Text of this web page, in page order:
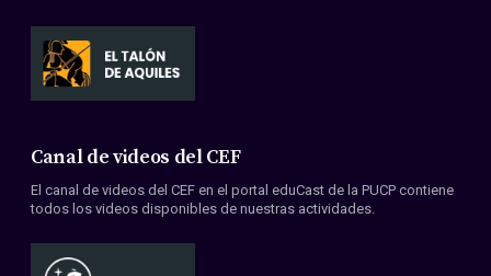
Canal de videos del CEF
El canal de videos del CEF en el portal eduCast de la PUCP contiene
todos los videos disponibles de nuestras actividades.